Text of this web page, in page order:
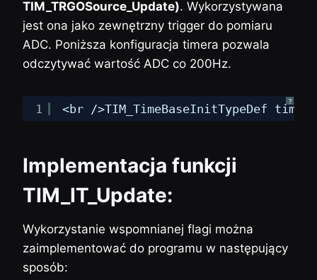
TIM_TRGOSource_Update). Wykorzystywana
jest ona jako zewnętrzny trigger do pomiaru
ADC. Poniższa konfiguracja timera pozwala
odczytywać wartość ADC co 200Hz.
?
1 <br />TIM_TimeBaseInitTypeDef
Implementacja funkcji
TIM_IT_Update:
Wykorzystanie wspomnianej flagi można
zaimplementować do programu w następujący
sposób: